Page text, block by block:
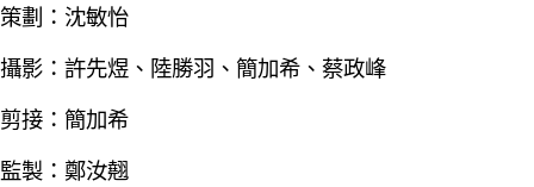
策劃：沈敏怡
攝影：許先煜、陸勝羽、簡加希、蔡政峰
剪接：簡加希
監製：鄭汝翹